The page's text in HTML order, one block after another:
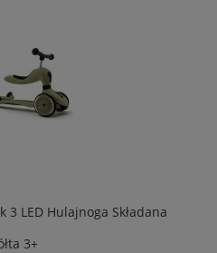
LED Hulajnoga Składana
3+